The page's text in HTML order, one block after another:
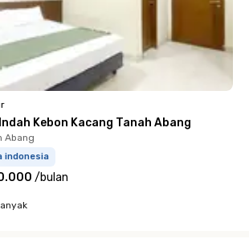
Kebon Kacang Tanah Abang
Abang
indonesia
/bulan